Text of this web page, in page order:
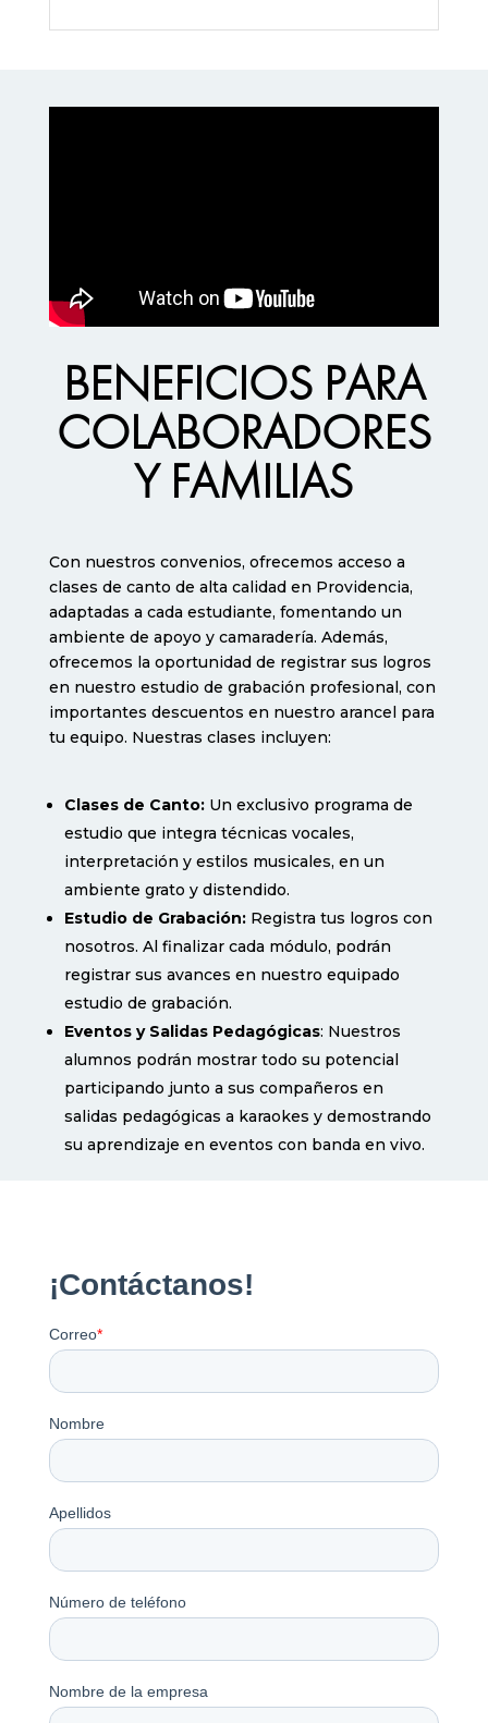
BENEFICIOS PARA
COLABORADORES
Y FAMILIAS
Con nuestros convenios, ofrecemos acceso a
clases de canto de alta calidad en Providencia,
adaptadas a cada estudiante, fomentando un
ambiente de apoyo y camaradería. Además,
ofrecemos la oportunidad de registrar sus logros
en nuestro estudio de grabación profesional, con
importantes descuentos en nuestro arancel para
tu equipo. Nuestras clases incluyen:
Clases de Canto:Un exclusivo programa de
estudio que integra técnicas vocales,
interpretación y estilos musicales, en un
ambiente grato y distendido.
Estudio de Grabación:Registra tus logros con
nosotros. Al finalizar cada módulo, podrán
registrar sus avances en nuestro equipado
estudio de grabación.
Eventos y Salidas Pedagógicas: Nuestros
alumnos podrán mostrar todo su potencial
participando junto a sus compañeros en
salidas pedagógicas a karaokes y demostrando
su aprendizaje en eventos con banda en vivo.